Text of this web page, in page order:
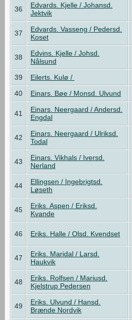
36
Edvards. Kjelle / Johansd.
Jektvik
37
Edvards. Vasseng / Pedersd.
Koset
38
Edvins. Kjelle / Johsd.
Nålsund
39 Eilerts. Kulø /
40
Einars. Bøe / Monsd. Ulvund
41
Einars. Neergaard / Andersd.
Engdal
42
Einars. Neergaard / Ulriksd.
Todal
43
Einars. Vikhals / Iversd.
Nerland
44
Ellingsen / Ingebrigtsd.
Løseth
45
Eriks. Aspen / Eriksd.
Kvande
46 Eriks. Halle / Olsd. Kvendset
47
Eriks. Maridal / Larsd.
Haukvik
48
Eriks. Rolfsen / Mariusd.
Kjelstrup Pedersen
49
Eriks. Ulvund / Hansd.
Brænde Nordvik